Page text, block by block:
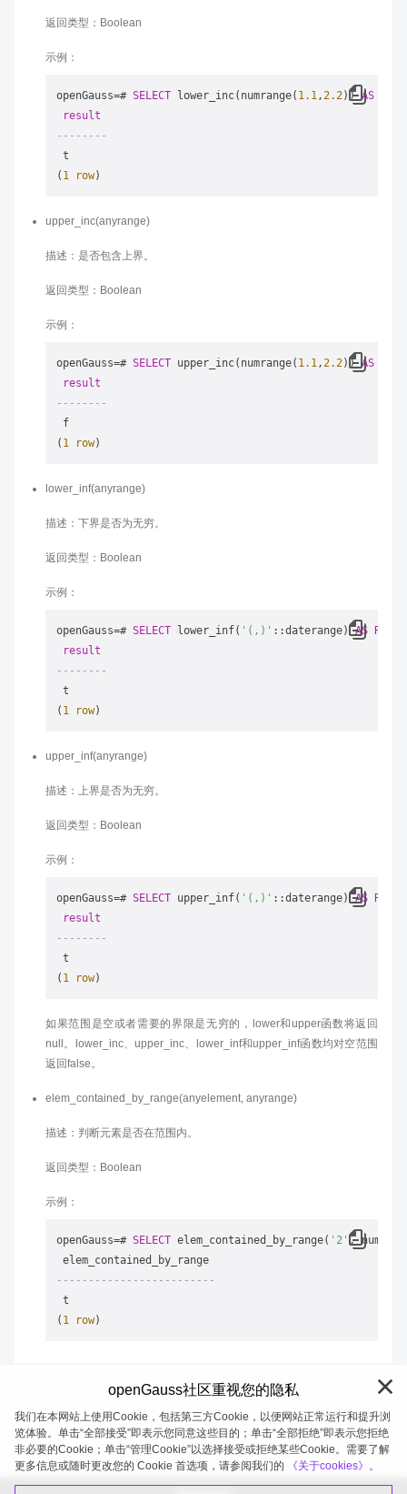
返回类型：Boolean
示例：
openGauss=# SELECT lower_inc(numrange( 1.1,2.2)) AS
result
--------
t
( 1 row
upper_inc(anyrange)
描述：是否包含上界。
返回类型：Boolean
示例：
openGauss=# SELECT upper_inc(numrange( 1.1,2.2)) AS
result
--------
f
( 1 row
lower_inf(anyrange)
描述：下界是否为无穷。
返回类型：Boolean
示例：
openGauss=# SELECT lower_inf( '(,)' ::daterange) AS
result
--------
t
( 1 row
upper_inf(anyrange)
描述：上界是否为无穷。
返回类型：Boolean
示例：
openGauss=# SELECT upper_inf( '(,)' ::daterange) AS
result
--------
t
( 1 row
如果范围是空或者需要的界限是无穷的，lower和upper函数将返回
null。lower_inc、upper_inc、lower_inf和upper_inf函数均对空范围
返回false。
elem_contained_by_range(anyelement, anyrange)
描述：判断元素是否在范围内。
返回类型：Boolean
示例：
openGauss=# SELECT elem_contained_by_range( '2' ,
-------------------------
t
( 1 row
openGauss 2026-08-05 19:58:46
openGauss社区重视您的隐私
我们在本网站上使用Cookie，包括第三方Cookie，以便网站正常运行和提升浏
览体验。单击“全部接受”即表示您同意这些目的；单击“全部拒绝”即表示您拒绝
非必要的Cookie；单击“管理Cookie”以选择接受或拒绝某些Cookie。需要了解
更多信息或随时更改您的 Cookie 首选项，请参阅我们的
《关于cookies》。